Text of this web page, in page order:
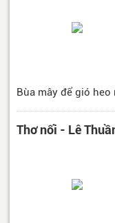
Bùa mây để gió heo
Thơ nối - Lê